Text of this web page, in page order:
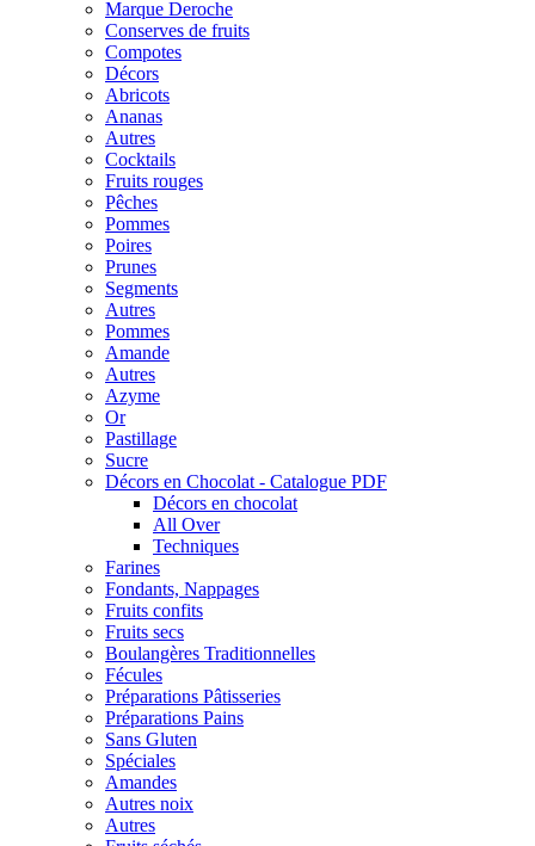
Marque Deroche
Conserves de fruits
Compotes
Décors
Abricots
Ananas
Autres
Cocktails
Fruits rouges
Pêches
Pommes
Poires
Prunes
Segments
Autres
Pommes
Amande
Autres
Azyme
Or
Pastillage
Sucre
Décors en Chocolat - Catalogue PDF
Décors en chocolat
All Over
Techniques
Farines
Fondants, Nappages
Fruits confits
Fruits secs
Boulangères Traditionnelles
Fécules
Préparations Pâtisseries
Préparations Pains
Sans Gluten
Spéciales
Amandes
Autres noix
Autres